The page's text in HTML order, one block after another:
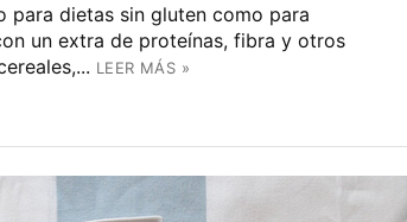
para dietas sin gluten como para
un extra de proteínas, fibra y otros
LEER MÁS »